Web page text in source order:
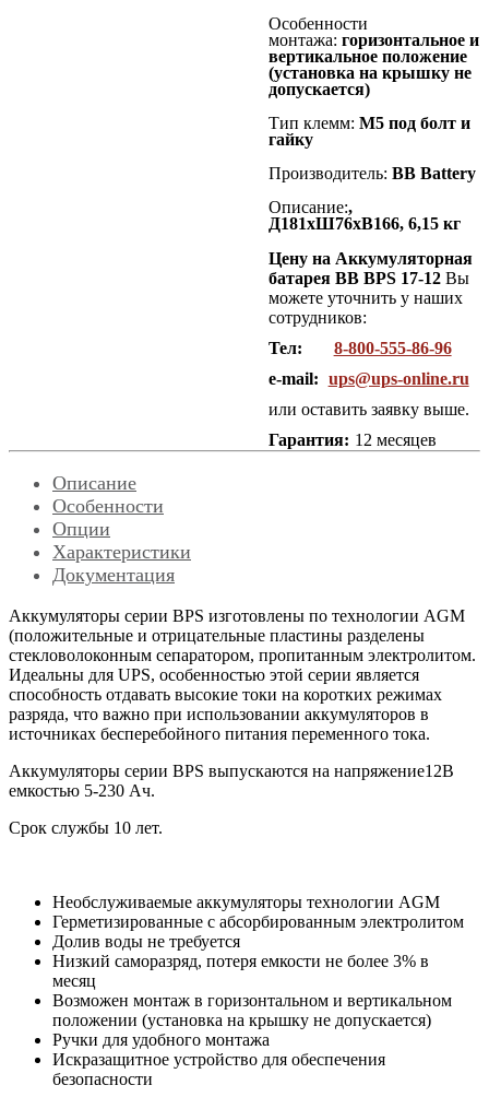
Особенности
монтажа: горизонтальное и
вертикальное положение
(установка на крышку не
допускается)
Тип клемм: М5 под болт и
гайку
Производитель: BB Battery
Описание:,
Д181хШ76хВ166, 6,15 кг
Цену на Аккумуляторная
батарея BB BPS 17-12 Вы
можете уточнить у наших
сотрудников:
Тел:
8-800-555-86-96
e-mail: ups@ups-online.ru
или оставить заявку выше.
Гарантия: 12 месяцев
Описание
Особенности
Опции
Характеристики
Документация
Аккумуляторы серии BPS изготовлены по технологии AGM
(положительные и отрицательные пластины разделены
стекловолоконным сепаратором, пропитанным электролитом.
Идеальны для UPS, особенностью этой серии является
способность отдавать высокие токи на коротких режимах
разряда, что важно при использовании аккумуляторов в
источниках бесперебойного питания переменного тока.
Аккумуляторы серии BPS выпускаются на напряжение12В
емкостью 5-230 Ач.
Срок службы 10 лет.
Необслуживаемые аккумуляторы технологии AGM
Герметизированные с абсорбированным электролитом
Долив воды не требуется
Низкий саморазряд, потеря емкости не более 3% в
месяц
Возможен монтаж в горизонтальном и вертикальном
положении (установка на крышку не допускается)
Ручки для удобного монтажа
Искразащитное устройство для обеспечения
безопасности